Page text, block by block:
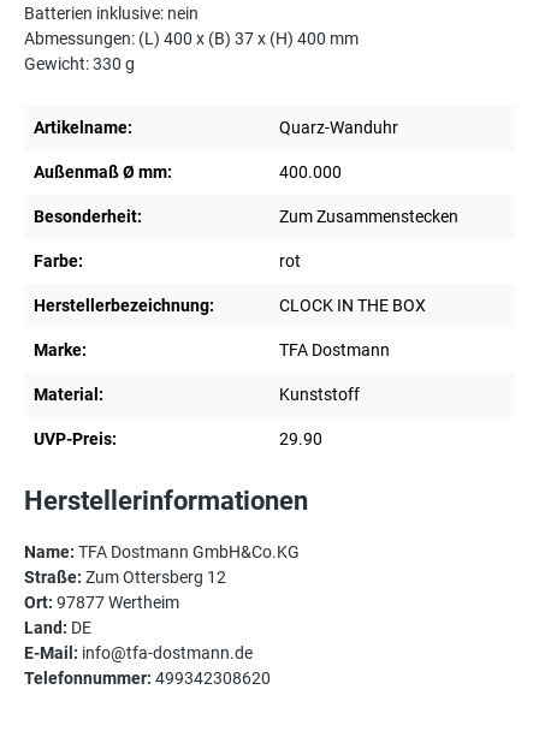
Batterien inklusive: nein
Abmessungen: (L) 400 x (B) 37 x (H) 400 mm
Gewicht: 330 g
Artikelname: Quarz-Wanduhr
Außenmaß Ø mm: 400.000
Besonderheit: Zum Zusammenstecken
Farbe: rot
Herstellerbezeichnung: CLOCK IN THE BOX
Marke: TFA Dostmann
Material: Kunststoff
UVP-Preis: 29.90
Herstellerinformationen
Name: TFA Dostmann GmbH&Co.KG
Straße: Zum Ottersberg 12
Ort: 97877 Wertheim
Land: DE
E-Mail: info@tfa-dostmann.de
Telefonnummer: 499342308620